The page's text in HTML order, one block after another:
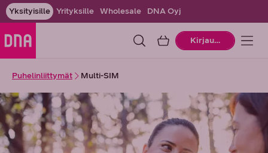
Yksityisille Yrityksille Wholesale DNA Oyj
OstoskoriKirjaudu
Puhelinliittymät Multi-SIM